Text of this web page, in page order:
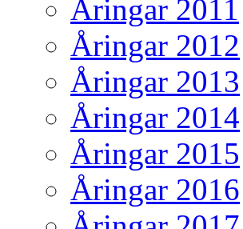
Åringar 2011
Åringar 2012
Åringar 2013
Åringar 2014
Åringar 2015
Åringar 2016